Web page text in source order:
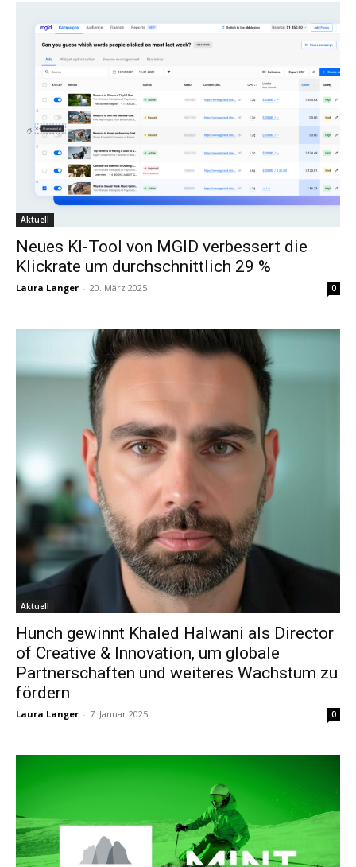
Aktuell
Neues KI-Tool von MGID verbessert die
Klickrate um durchschnittlich 29 %
Laura Langer - 20. März 2025 0
Aktuell
Hunch gewinnt Khaled Halwani als Director
of Creative & Innovation, um globale
Partnerschaften und weiteres Wachstum zu
fördern
Laura Langer - 7. Januar 2025 0